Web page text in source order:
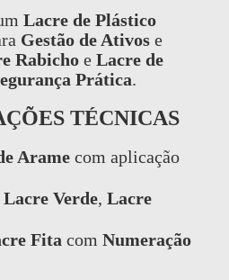
Lacre de Plástico
Gestão de Ativos e
Rabicho e Lacre de
Prática.
TÉCNICAS
Arame com aplicação
Lacre Verde, Lacre
Fita com Numeração